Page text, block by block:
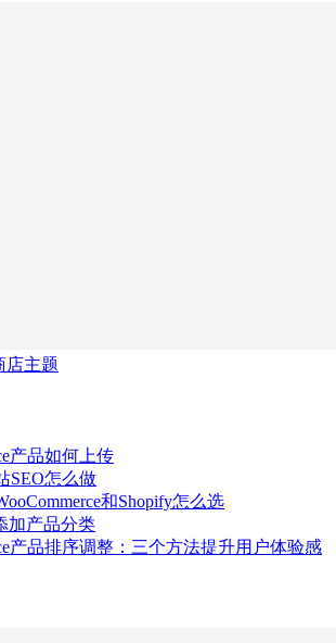
店主题
产品如何上传
SEO怎么做
和Shopify怎么选
加产品分类
产品排序调整：三个方法提升用户体验感